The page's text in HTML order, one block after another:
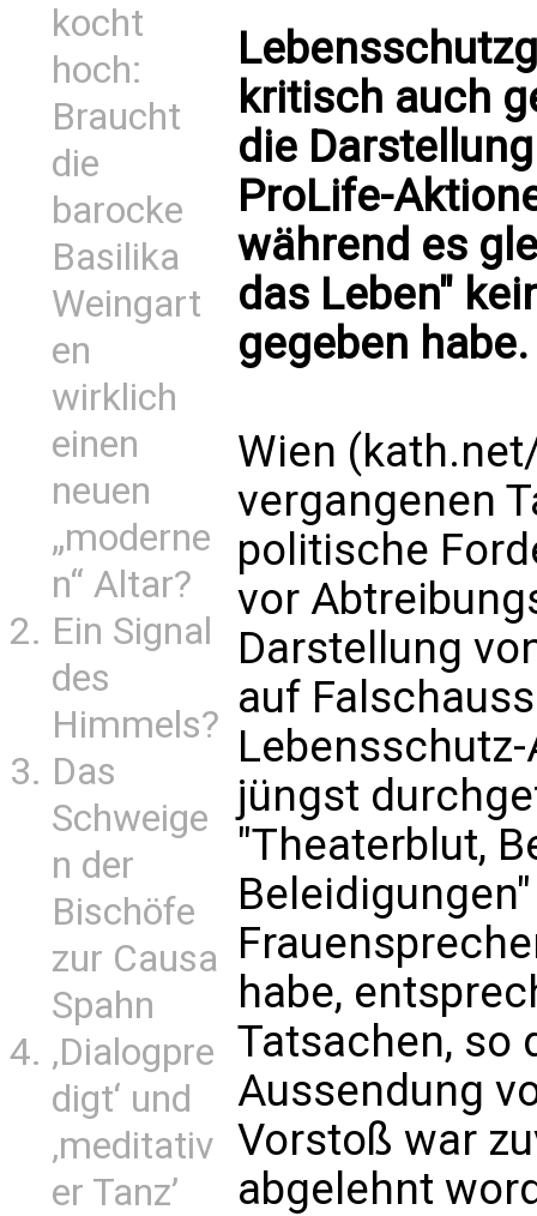
kocht
hoch:
Braucht
die
barocke
Basilika
Weingart
en
wirklich
einen
neuen
„moderne
n“ Altar?
Ein Signal
des
Himmels?
Das
Schweige
n der
Bischöfe
zur Causa
Spahn
‚Dialogpre
digt‘ und
‚meditativ
er Tanz’
kritisch auch
die
ProLife-
während es
das Leben"
gegeben habe.
Wien
vergangenen
politische
vor
Darstellung
auf
jüngst
"Theaterblut,
habe,
Tatsachen, so
Aussendung
Vorstoß war
abgelehnt